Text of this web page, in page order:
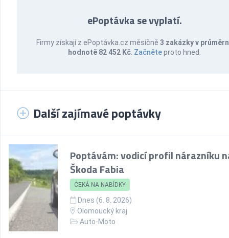
ePoptávka se vyplatí.
Firmy získají z ePoptávka.cz měsíčně 3 zakázky v
hodnotě 82 452 Kč Začněteproto hned.
Další zajímavé poptávky
Poptávám: vodicí profil nárazníku
Škoda Fabia
ČEKÁ NA NABÍDKY
Dnes (6. 8. 2026)
Olomoucký kraj
Auto-Moto